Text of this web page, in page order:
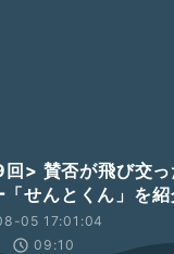
> 賛否が飛び交
「せんとくん」を紹
05 17:01:04
09:10